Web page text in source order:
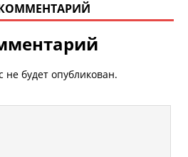
будет опубликован.